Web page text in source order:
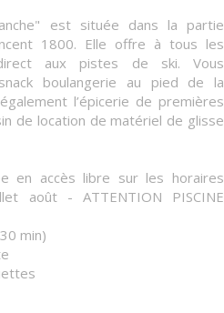
est située dans la partie
1800. Elle offre à tous les
aux pistes de ski. Vous
boulangerie au pied de la
l’épicerie de premières
de location de matériel de glisse
en accès libre sur les horaires
août - ATTENTION PISCINE
min)